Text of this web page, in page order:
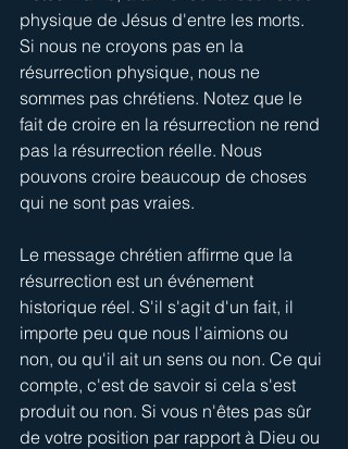
physique de Jésus d'entre les morts.
Si nous ne croyons pas en la
résurrection physique, nous ne
sommes pas chrétiens. Notez que le
fait de croire en la résurrection ne rend
pas la résurrection réelle. Nous
pouvons croire beaucoup de choses
qui ne sont pas vraies.
Le message chrétien affirme que la
résurrection est un événement
historique réel. S'il s'agit d'un fait, il
importe peu que nous l'aimions ou
non, ou qu'il ait un sens ou non. Ce qui
compte, c'est de savoir si cela s'est
produit ou non. Si vous n'êtes pas sûr
de votre position par rapport à Dieu ou